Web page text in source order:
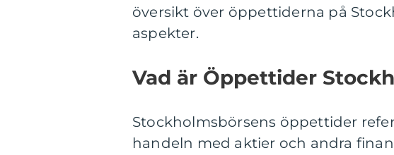
översikt över öppettiderna på
aspekter.
Vad är Öppettider
Stockholmsbörsens öppettider
handeln med aktier och andra